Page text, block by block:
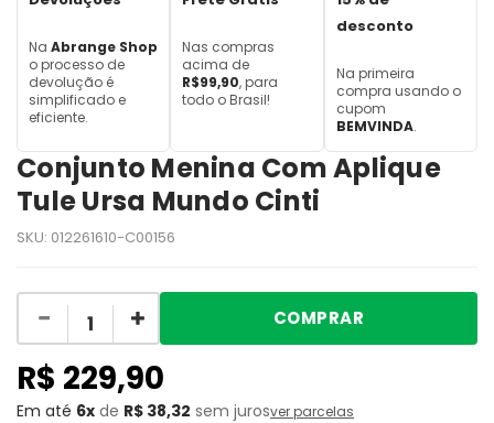
Na Abrange Shop
o processo de
devolução é
simplificado e
eficiente.
Nas compras
acima de
R$99,90, para
todo o Brasil!
desconto
Na primeira
compra usando o
cupom
BEMVINDA.
Conjunto Menina Com Aplique
Tule Ursa Mundo Cinti
SKU: 012261610-C00156
Quantidade
COMPRAR
R$ 229,90
6x de R$ 38,32 sem jurosver parcelas